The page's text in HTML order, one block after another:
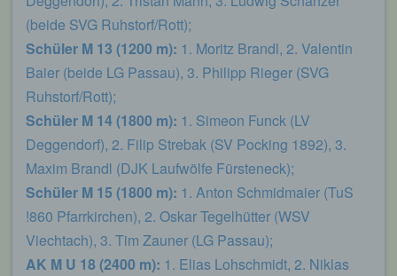
(beide SVG Ruhstorf/Rott);
Schüler M 13 (1200 m): 1. Moritz Brandl, 2. Valentin
Baier (beide LG Passau), 3. Philipp Rieger (SVG
Ruhstorf/Rott);
Schüler M 14 (1800 m): 1. Simeon Funck (LV
Deggendorf), 2. Filip Strebak (SV Pocking 1892), 3.
Maxim Brandl (DJK Laufwölfe Fürsteneck);
Schüler M 15 (1800 m): 1. Anton Schmidmaier (TuS
!860 Pfarrkirchen), 2. Oskar Tegelhütter (WSV
Viechtach), 3. Tim Zauner (LG Passau);
AK M U 18 (2400 m): 1. Elias Lohschmidt, 2. Niklas
Eingabemaske, die für die Registrierung
verwendet wird. Die von der betroffenen Person
ausschließlich für die interne Verwendung bei dem
für die Verarbeitung Verantwortlichen und für
die Verarbeitung Verantwortliche kann die
Weitergabe an einen oder mehrere
Paketdienstleister, veranlassen, der die
personenbezogenen Daten ebenfalls
dem für die Verarbeitung Verantwortlichen
zuzurechnen ist, nutzt.
Durch eine Registrierung auf der Internetseite des
für die Verarbeitung Verantwortlichen wird ferner